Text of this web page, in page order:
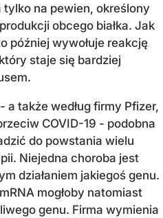
tylko na pewien, określony
obcego białka. Jak
później wywołuje reakcję
staje się bardziej
a także według firmy Pfizer,
COVID-19 - podobna
do powstania wielu
Niejedna choroba jest
działaniem jakiegoś genu.
mogłoby natomiast
genu. Firma wymienia